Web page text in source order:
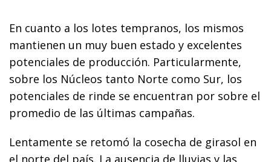
En cuanto a los lotes tempranos, los mismos
mantienen un muy buen estado y excelentes
potenciales de producción. Particularmente,
sobre los Núcleos tanto Norte como Sur, los
potenciales de rinde se encuentran por sobre el
promedio de las últimas campañas.
Lentamente se retomó la cosecha de girasol en
el norte del país. La ausencia de lluvias y las